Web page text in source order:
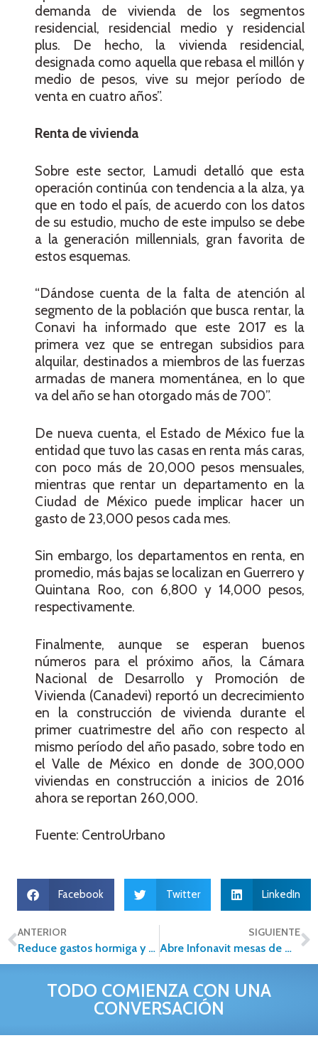
demanda de vivienda de los segmentos
residencial, residencial medio y residencial
plus. De hecho, la vivienda residencial,
designada como aquella que rebasa el millón y
medio de pesos, vive su mejor período de
venta en cuatro años”.
Renta de vivienda
Sobre este sector, Lamudi detalló que esta
operación continúa con tendencia a la alza, ya
que en todo el país, de acuerdo con los datos
de su estudio, mucho de este impulso se debe
a la generación millennials, gran favorita de
estos esquemas.
“Dándose cuenta de la falta de atención al
segmento de la población que busca rentar, la
Conavi ha informado que este 2017 es la
primera vez que se entregan subsidios para
alquilar, destinados a miembros de las fuerzas
armadas de manera momentánea, en lo que
va del año se han otorgado más de 700”.
De nueva cuenta, el Estado de México fue la
entidad que tuvo las casas en renta más caras,
con poco más de 20,000 pesos mensuales,
mientras que rentar un departamento en la
Ciudad de México puede implicar hacer un
gasto de 23,000 pesos cada mes.
Sin embargo, los departamentos en renta, en
promedio, más bajas se localizan en Guerrero y
Quintana Roo, con 6,800 y 14,000 pesos,
respectivamente.
Finalmente, aunque se esperan buenos
números para el próximo años, la Cámara
Nacional de Desarrollo y Promoción de
Vivienda (Canadevi) reportó un decrecimiento
en la construcción de vivienda durante el
primer cuatrimestre del año con respecto al
mismo período del año pasado, sobre todo en
el Valle de México en donde de 300,000
viviendas en construcción a inicios de 2016
ahora se reportan 260,000.
Fuente: CentroUrbano
Facebook Twitter LinkedIn
ANTERIOR
Reduce gastos hormiga y ahorra para tu enganche
SIGUIENTE
Abre Infonavit mesas de mediación para derechohabientes
TODO COMIENZA CON UNA
CONVERSACIÓN